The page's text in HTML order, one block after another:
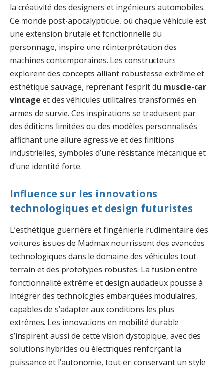
la créativité des designers et ingénieurs automobiles.
Ce monde post-apocalyptique, où chaque véhicule est
une extension brutale et fonctionnelle du
personnage, inspire une réinterprétation des
machines contemporaines. Les constructeurs
explorent des concepts alliant robustesse extrême et
esthétique sauvage, reprenant l’esprit du muscle-car
vintage et des véhicules utilitaires transformés en
armes de survie. Ces inspirations se traduisent par
des éditions limitées ou des modèles personnalisés
affichant une allure agressive et des finitions
industrielles, symboles d’une résistance mécanique et
d’une identité forte.
Influence sur les innovations
technologiques et design futuristes
L’esthétique guerrière et l’ingénierie rudimentaire des
voitures issues de Madmax nourrissent des avancées
technologiques dans le domaine des véhicules tout-
terrain et des prototypes robustes. La fusion entre
fonctionnalité extrême et design audacieux pousse à
intégrer des technologies embarquées modulaires,
capables de s’adapter aux conditions les plus
extrêmes. Les innovations en mobilité durable
s’inspirent aussi de cette vision dystopique, avec des
solutions hybrides ou électriques renforçant la
puissance et l’autonomie, tout en conservant un style